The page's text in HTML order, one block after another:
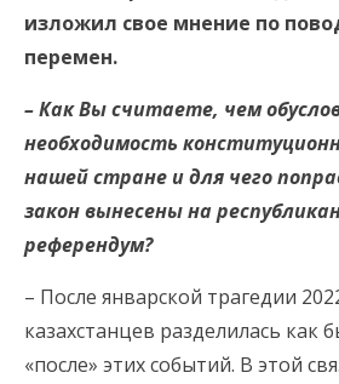
изложил свое мнение по
перемен.
– Как Вы считаете, чем
необходимость
нашей стране и для чего
закон вынесены на
референдум?
– После январской трагедии
казахстанцев разделилась как
«после» этих событий. В этой